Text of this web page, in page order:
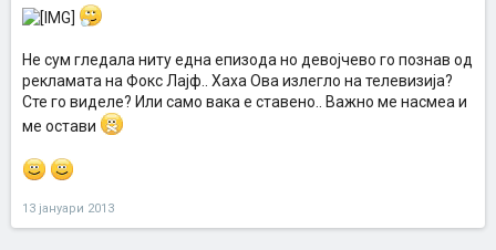
Не сум гледала ниту една епизода но девојчево го познав од
рекламата на Фокс Лајф.. Хаха Ова излегло на телевизија?
Сте го виделе? Или само вака е ставено.. Важно ме насмеа и
ме остави
13 јануари 2013